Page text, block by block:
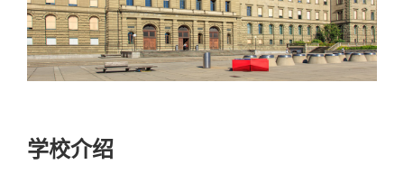
学校介绍